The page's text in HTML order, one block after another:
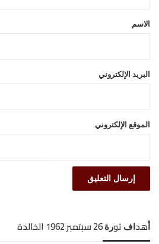
*
الاسم
البريد الإلكتروني
الموقع الإلكتروني
ﺃﻫﺪﺍﻑ ﺛﻮﺭﺓ 26 ﺳﺒﺘﻤﺒﺮ 1962 الخالدة